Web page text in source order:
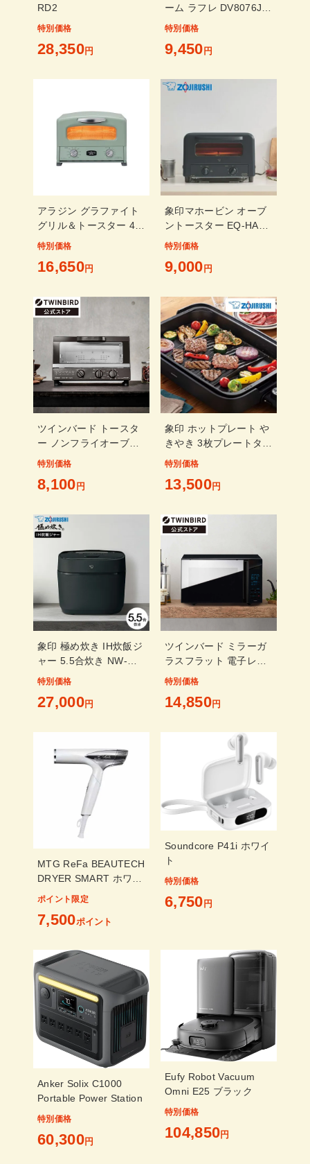
RD2
特別価格
28,350円
ーム ラフレ DV8076J0
マットブラック 衣類ス
特別価格
9,450 円
アラジン グラファイト
グリル＆トースター 4枚
焼き グリーン AGT-
特別価格
16,650円
象印マホービン オーブ
ントースター EQ-HA30
ブラック EQ-HA30-BA
特別価格
9,000 円
ツインバード トースタ
ー ノンフライオーブン
ブラウン 茶色 4枚焼き
ー コンベクション 温度
4054BR TWINBIRD
特別価格
8,100 円
象印 ホットプレート や
きやき 3枚プレートタイ
プ ブラック EA-KJ30ｰ
特別価格
13,500円
象印 極め炊き IH炊飯ジ
ャー 5.5合炊き NW-
QA10
特別価格
27,000円
ツインバード ミラーガ
ラスフラット 電子レン
ジ 20L ブラック DR-
特別価格
14,850円
MTG ReFa BEAUTECH
DRYER SMART ホワイ
ト RE-AN-02A 当店限定
ポイント限定
7,500ポイント
Soundcore P41i ホワイ
ト
特別価格
6,750 円
Anker Solix C1000
Portable Power Station
特別価格
60,300円
Eufy Robot Vacuum
Omni E25 ブラック
特別価格
104,850円